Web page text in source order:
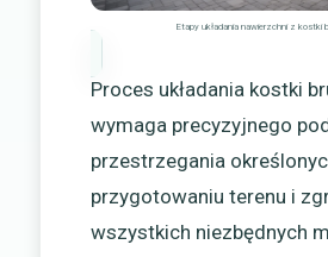
Etapy układania nawierzchni z kostki
Proces układania kostki
wymaga precyzyjnego
przestrzegania
przygotowaniu terenu i
wszystkich niezbędnych